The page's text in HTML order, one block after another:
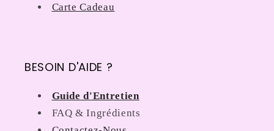
Carte Cadeau
BESOIN D'AIDE ?
Guide d'Entretien
FAQ & Ingrédients